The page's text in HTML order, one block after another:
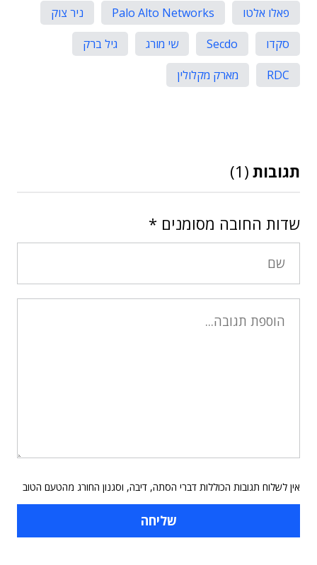
פאלו אלטו Palo Alto Networks
ניר צוק
סקדו
Secdo שי מורג
גיל ברק
RDC
מארק מקלולין
תגובות (1)
שדות החובה מסומנים *
אין לשלוח תגובות הכוללות דברי הסתה, דיבה, וסגנון החורג מהטעם הטוב